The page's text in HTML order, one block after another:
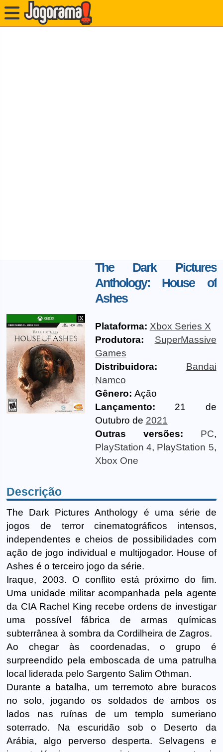
The Dark Pictures
Anthology: House of
Ashes
Plataforma: Xbox Series X
Produtora:
SuperMassive
Games
Distribuidora:
Bandai
Namco
Gênero: Ação
Lançamento: 21 de
Outubro de 2021
Outras versões:
PC,
PlayStation 4, PlayStation 5,
Xbox One
Descrição
The Dark Pictures Anthology é uma série de
jogos de terror cinematográficos intensos,
independentes e cheios de possibilidades com
ação de jogo individual e multijogador. House of
Ashes é o terceiro jogo da série.
Iraque, 2003. O conflito está próximo do fim.
Uma unidade militar acompanhada pela agente
da CIA Rachel King recebe ordens de investigar
uma possível fábrica de armas químicas
subterrânea à sombra da Cordilheira de Zagros.
Ao chegar às coordenadas, o grupo é
surpreendido pela emboscada de uma patrulha
local liderada pelo Sargento Salim Othman.
Durante a batalha, um terremoto abre buracos
no solo, jogando os soldados de ambos os
lados nas ruínas de um templo sumeriano
soterrado. Na escuridão sob o Deserto da
Arábia, algo perverso desperta. Selvagens e